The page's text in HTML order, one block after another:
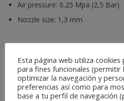
Air pressure: 0,25 Mpa (2,5 Bar)
Nozzle size: 1,3 mm
Schlagwörter:collision ,gun,pistola,
Related
Esta página web utiliza
para fines funcionales (permitir
optimizar la navegación y
preferencias así como para
base a tu perfil de navegación